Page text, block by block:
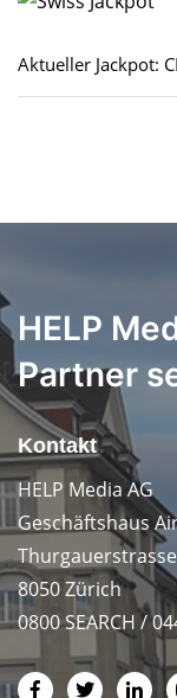
Aktueller Jackpot:
HELP
Partner
Kontakt
HELP Media AG
Geschäftshaus
8050 Zürich
0800 SEARCH /